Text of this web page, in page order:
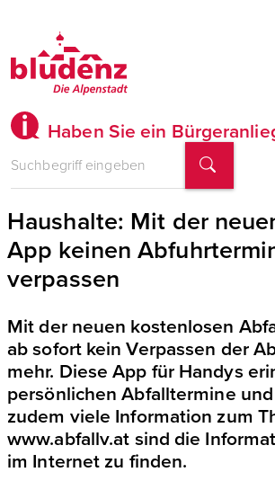
Haben Sie ein
Service für alle Bludenzer
Haushalte: Mit der
App keinen
verpassen
Mit der neuen kostenlosen
ab sofort kein Verpassen der
mehr. Diese App für Handys
persönlichen Abfalltermine
zudem viele Information zum
www.abfallv.at sind die
im Internet zu finden.